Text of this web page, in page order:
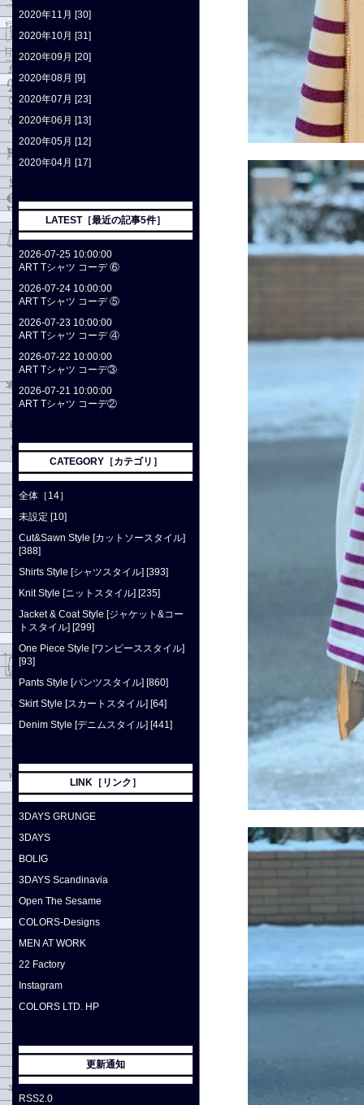
2020年11月 [30]
2020年10月 [31]
2020年09月 [20]
2020年08月 [9]
2020年07月 [23]
2020年06月 [13]
2020年05月 [12]
2020年04月 [17]
LATEST［最近の記事5件］
2026-07-25 10:00:00
ART Tシャツ コーデ ⑥
2026-07-24 10:00:00
ART Tシャツ コーデ ⑤
2026-07-23 10:00:00
ART Tシャツ コーデ ④
2026-07-22 10:00:00
ART Tシャツ コーデ③
2026-07-21 10:00:00
ART Tシャツ コーデ②
CATEGORY［カテゴリ］
全体［14］
未設定 [10]
Cut&Sawn Style [カットソースタイル]
[388]
Shirts Style [シャツスタイル] [393]
Knit Style [ニットスタイル] [235]
Jacket & Coat Style [ジャケット&コー
トスタイル] [299]
One Piece Style [ワンピーススタイル]
[93]
Pants Style [パンツスタイル] [860]
Skirt Style [スカートスタイル] [64]
Denim Style [デニムスタイル] [441]
LINK［リンク］
3DAYS GRUNGE
3DAYS
BOLIG
3DAYS Scandinavia
Open The Sesame
COLORS-Designs
MEN AT WORK
22 Factory
Instagram
COLORS LTD. HP
更新通知
RSS2.0